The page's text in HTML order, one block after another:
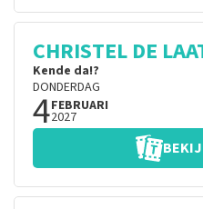
CHRISTEL DE
Kende da!?
DONDERDAG
4FEBRUARI
2027